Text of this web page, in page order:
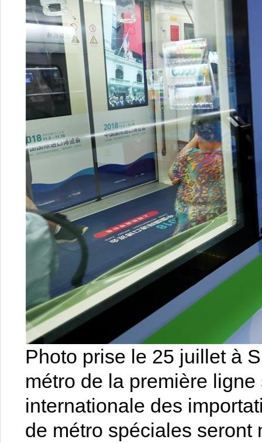
Photo prise le 25 juillet à
métro de la première
internationale des
de métro spéciales